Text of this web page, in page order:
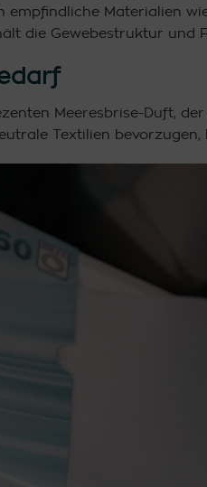
Materialien
die Gewebestruktur und
Meeresbrise-Duft,
Textilien